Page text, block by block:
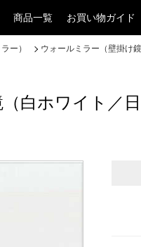
商品一覧 お買い物ガイド
ー） ウォールミラー（壁掛け鏡
白ホワイト／